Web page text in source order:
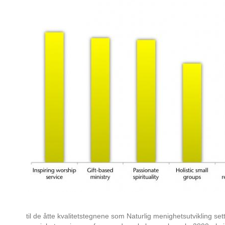
til de åtte kvalitetstegnene som Naturlig menighetsutvikling